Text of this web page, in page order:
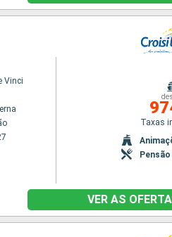
Vinci
Taxas
VER AS